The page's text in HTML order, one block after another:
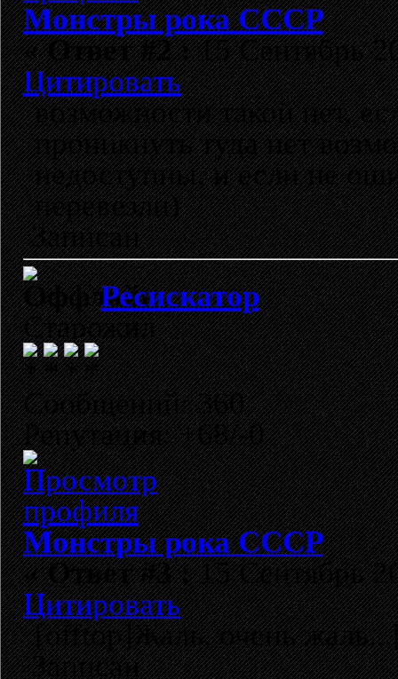
Монстры рока СССР
«Ответ #2 :15 Сентябрь
Цитировать
возможности такой нет,
проникнуть туда нет
недоступны, и если не
перевезли)
Записан
Ресискатор
Старожил
Сообщений: 360
Репутация: +68/-0
Монстры рока СССР
«Ответ #3 :15 Сентябрь
Цитировать
[offtop]Жаль, очень
Записан